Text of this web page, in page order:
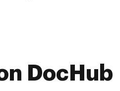
DocHub